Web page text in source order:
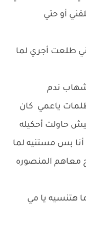
أو حتي
طلعت أجري لما
ندم
ياعمي كان
حاولت أحكيله
بس مستنيه لما
معاهم المنصوره
هتنسيه يا مي